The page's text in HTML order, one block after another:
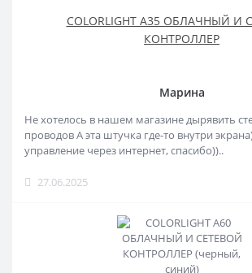
COLORLIGHT A35 ОБЛАЧНЫЙ И
КОНТРОЛЛЕР
Марина
Не хотелось в нашем магазине дырявить
проводов А эта штучка где-то внутри
управление через интернет, спасибо))..
27.06.2025